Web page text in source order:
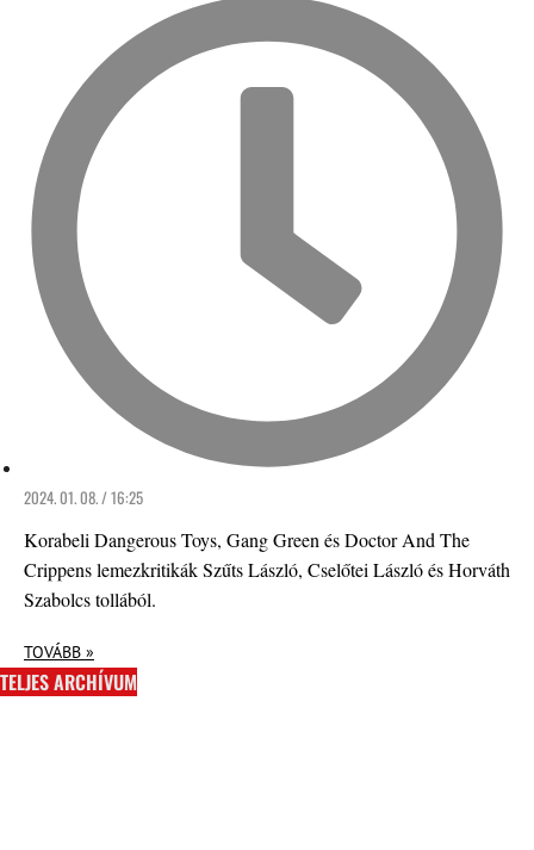
2024. 01. 08. / 16:25
Korabeli Dangerous Toys, Gang Green és Doctor And The
Crippens lemezkritikák Szűts László, Cselőtei László és Horváth
Szabolcs tollából.
TOVÁBB »
TELJES ARCHÍVUM